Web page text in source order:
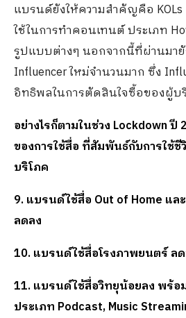
แบรนด์ยังให้ความสำคัญคือ KOLs
ใช้ในการทำคอนเทนต์ ประเภท
รูปแบบต่างๆ นอกจากนี้ที่ผ่านมายั
Influencer ใหม่จำนวนมาก ซึ่ง
อิทธิพลในการตัดสินใจซื้อของผู้บ
อย่างไรก็ตามในช่วง Lockdown ปี
ของการใช้สื่อ ที่สัมพันธ์กับการใช้
บริโภค
9. แบรนด์ใช้สื่อ Out of Home แล
ลดลง
10. แบรนด์ใช้สื่อโรงภาพยนตร์ ล
11. แบรนด์ใช้สื่อวิทยุน้อยลง พร้อ
ประเภท Podcast, Music